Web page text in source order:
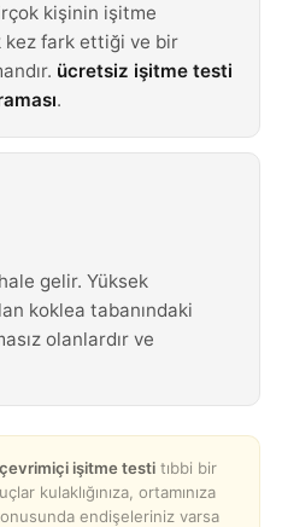
kişinin işitme
fark ettiği ve bir
ücretsiz işitme testi
.
gelir. Yüksek
koklea tabanındaki
olanlardır ve
çevrimiçi işitme testi tıbbi bir
kulaklığınıza, ortamınıza
endişeleriniz varsa